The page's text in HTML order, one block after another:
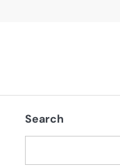
Search